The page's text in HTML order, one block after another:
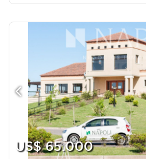
US$ 65.000